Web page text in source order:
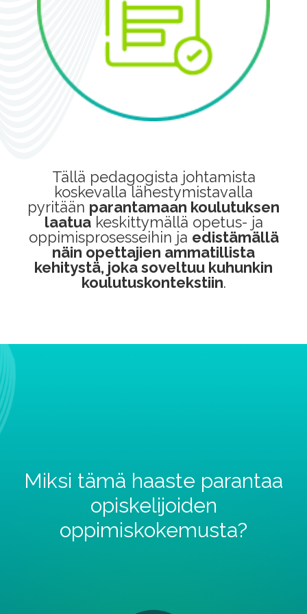
Tällä pedagogista johtamista
koskevalla lähestymistavalla
pyritään parantamaan koulutuksen
laatuakeskittymällä opetus- ja
oppimisprosesseihin ja edistämällä
näin opettajien ammatillista
kehitystä, joka soveltuu kuhunkin
koulutuskontekstiin.
Miksi tämä haaste parantaa
opiskelijoiden
oppimiskokemusta?